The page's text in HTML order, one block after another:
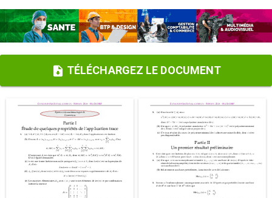
TÉLÉCHARGEZ LE DOCUMENT